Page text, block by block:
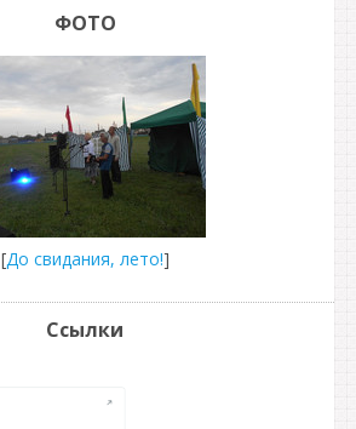
ФОТО
[До свидания, лето!]
Ссылки